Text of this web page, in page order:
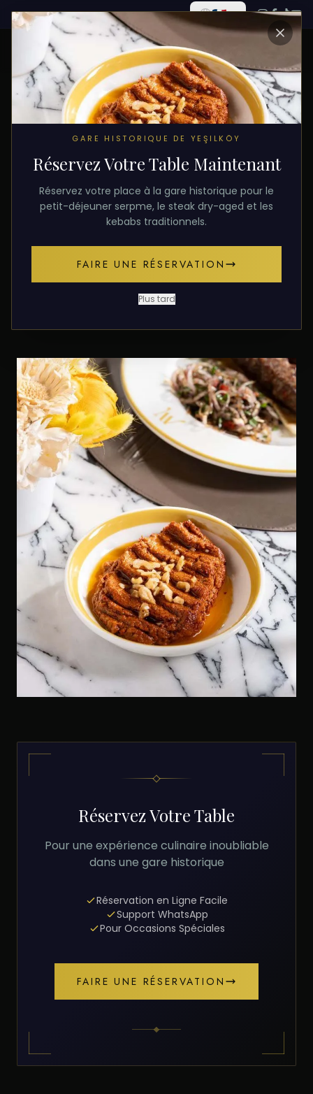
TOUS LES ARTICLES
PETIT-DÉJEUNER 28 janvier 2026
Meilleurs Spots Petit-
saveurs bio. Où prendre le petit-déjeuner à
Réservez Votre Table
Pour une expérience culinaire inoubliable
dans une gare historique
Réservation en Ligne Facile
Support WhatsApp
Pour Occasions Spéciales
FAIRE UNE RÉSERVATION
GARE HISTORIQUE DE YEŞILKÖY
Réservez Votre Table Maintenant
Réservez votre place à la gare historique pour le
petit-déjeuner serpme, le steak dry-aged et les
kebabs traditionnels.
FAIRE UNE RÉSERVATION
Plus tard